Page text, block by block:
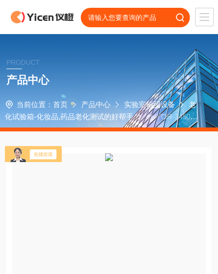
PRODUCT
产品中心
当前位置： 首页 产品中心 实验室辐照设备
老
化试验箱-化妆品,药品老化测试的好帮手
LUYOR-3450皮
肤光老化试验箱